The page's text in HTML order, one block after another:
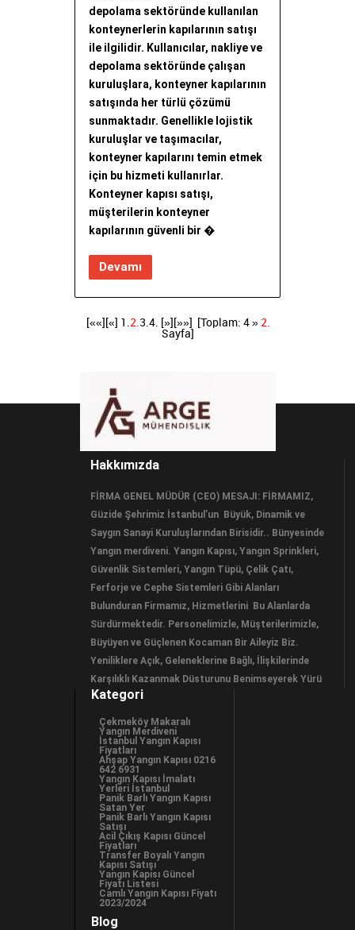
depolama sektöründe kullanılan
konteynerlerin kapılarının satışı
ile ilgilidir. Kullanıcılar, nakliye ve
depolama sektöründe çalışan
kuruluşlara, konteyner kapılarının
satışında her türlü çözümü
sunmaktadır. Genellikle lojistik
kuruluşlar ve taşımacılar,
konteyner kapılarını temin etmek
için bu hizmeti kullanırlar.
Konteyner kapısı satışı,
müşterilerin konteyner
kapılarının güvenli bir �
Devamı
[««] [«] 1. 2. 3. 4. [»] [»»] [Toplam: 4 » 2.
Sayfa]
Hakkımızda
FİRMA GENEL MÜDÜR (CEO) MESAJI: FİRMAMIZ,
Güzide Şehrimiz İstanbul’un Büyük, Dinamik ve
Saygın Sanayi Kuruluşlarından Birisidir.. Bünyesinde
Yangın merdiveni. Yangın Kapısı, Yangın Sprinkleri,
Güvenlik Sistemleri, Yangın Tüpü, Çelik Çatı,
Ferforje ve Cephe Sistemleri Gibi Alanları
Bulunduran Firmamız, Hizmetlerini Bu Alanlarda
Sürdürmektedir. Personelimizle, Müşterilerimizle,
Büyüyen ve Güçlenen Kocaman Bir Aileyiz Biz.
Yeniliklere Açık, Geleneklerine Bağlı, İlişkilerinde
Karşılıklı Kazanmak Düsturunu Benimseyerek Yürü
Kategori
Çekmeköy Makaralı
Yangın Merdiveni
İstanbul Yangın Kapısı
Fiyatları
Ahşap Yangın Kapısı 0216
642 6931
Yangın Kapısı İmalatı
Yerleri İstanbul
Panik Barlı Yangın Kapısı
Satan Yer
Panik Barlı Yangın Kapısı
Satışı
Acil Çıkış Kapısı Güncel
Fiyatları
Transfer Boyalı Yangın
Kapısı Satışı
Yangın Kapısı Güncel
Fiyatı Listesi
Camlı Yangın Kapısı Fiyatı
2023/2024
Blog